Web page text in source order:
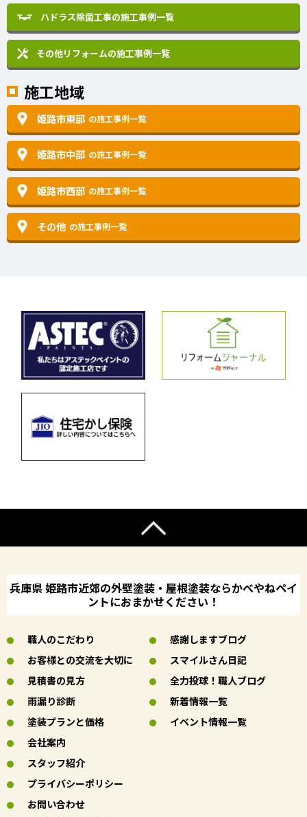
ハドラス除菌工事の施工事例一覧
その他リフォームの施工事例一覧
施工地域
姫路市東部 の施工事例一覧
姫路市中部 の施工事例一覧
姫路市西部 の施工事例一覧
その他 の施工事例一覧
兵庫県 姫路市近郊の外壁塗装・屋根塗装ならかべやねペイ
ントにおまかせください！
職人のこだわり
お客様との交流を大切に
見積書の見方
雨漏り診断
塗装プランと価格
感謝しますブログ
スマイルさん日記
全力投球！職人ブログ
新着情報一覧
イベント情報一覧
会社案内
スタッフ紹介
プライバシーポリシー
お問い合わせ